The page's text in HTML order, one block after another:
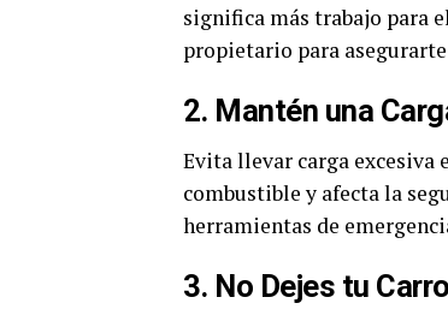
significa más trabajo para
propietario para
2. Mantén una
Evita llevar carga excesiva
combustible y afecta la
herramientas de
3. No Dejes tu